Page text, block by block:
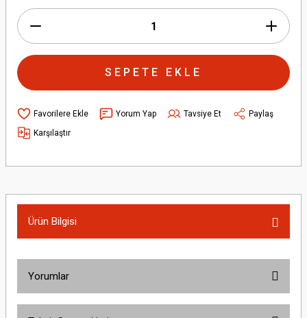
SEPETE EKLE
Yorum Yap Tavsiye Et
Paylaş
Karşılaştır
Ürün Bilgisi
Yorumlar